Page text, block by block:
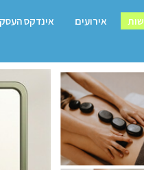
אירועים אינדקס